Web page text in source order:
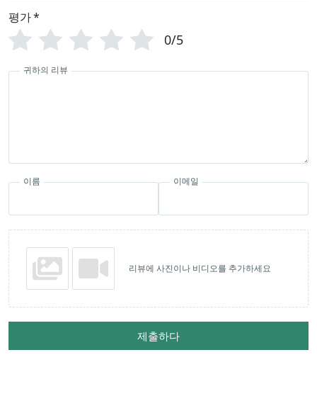
평가*
0/5
귀하의 리뷰
이름 이메일
리뷰에 사진이나 비디오를 추가하세요
제출하다